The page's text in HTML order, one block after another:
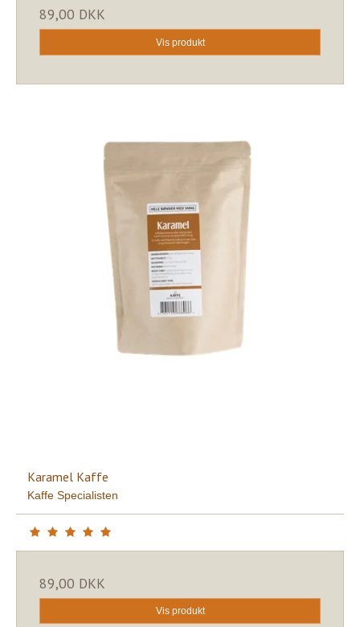
89,00 DKK
Vis produkt
Karamel Kaffe
Kaffe Specialisten
89,00 DKK
Vis produkt